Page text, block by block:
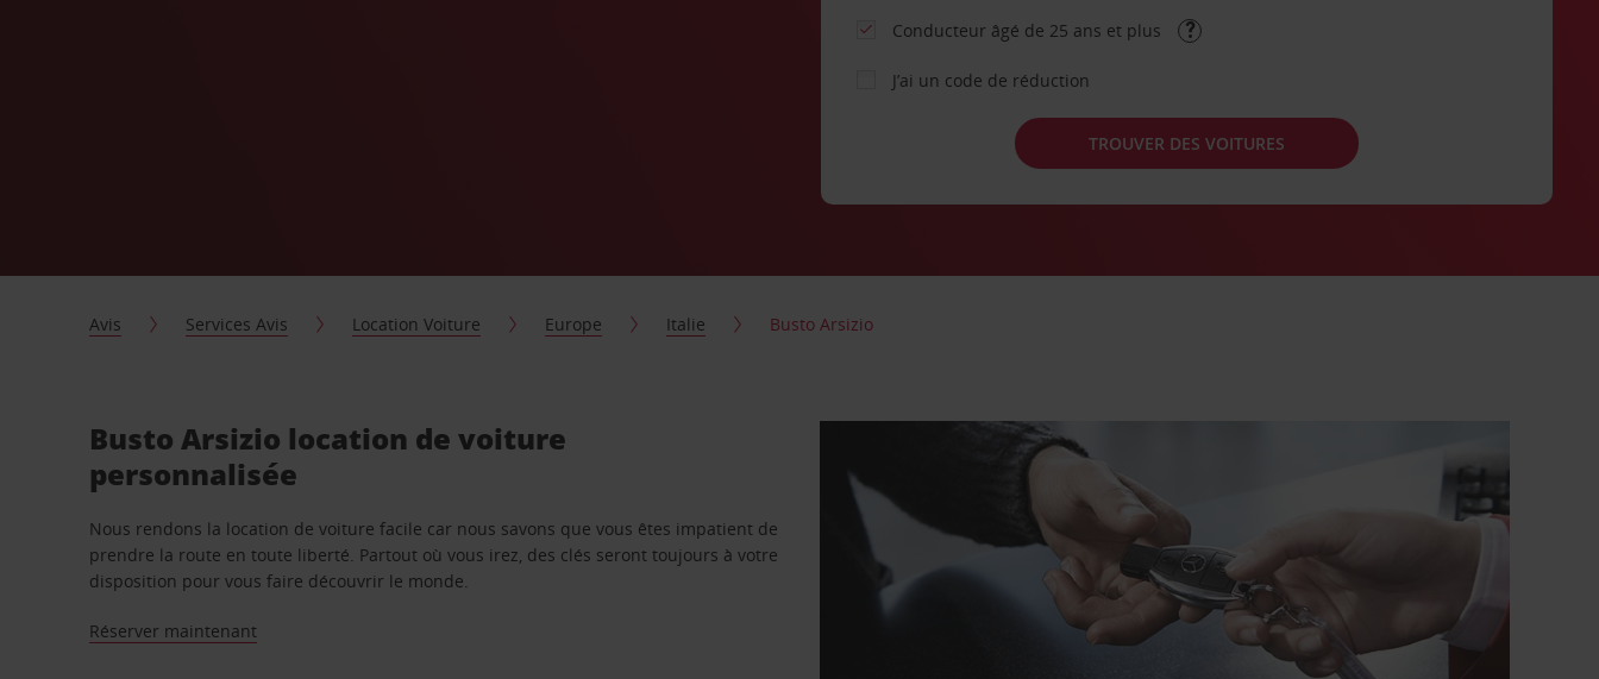
Conducteur âgé de 25 ans et plus
J’ai un code de réduction
TROUVER DES VOITURES
Avis Services Avis Location Voiture Europe Italie Busto Arsizio
Busto Arsizio location de voiture
personnalisée
Nous rendons la location de voiture facile car nous savons que vous êtes impatient de
prendre la route en toute liberté. Partout où vous irez, des clés seront toujours à votre
disposition pour vous faire découvrir le monde.
Réserver maintenant